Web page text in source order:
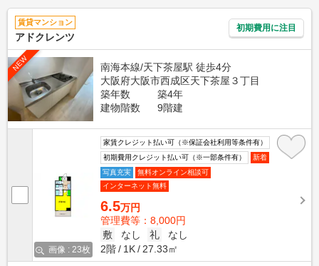
賃貸マンション
アドクレンツ
初期費用に注目
NEW
南海本線/天下茶屋駅 徒歩4分
大阪府大阪市西成区天下茶屋３丁目
築年数
築4年
建物階数
9階建
画像 : 23枚
家賃クレジット払い可（※保証会社利用等条件有）
初期費用クレジット払い可（※一部条件有）
新着
写真充実
無料オンライン相談可
インターネット無料
6.5万円
管理費等：8,000円
敷
なし 礼
なし
2階
1K 27.33㎡